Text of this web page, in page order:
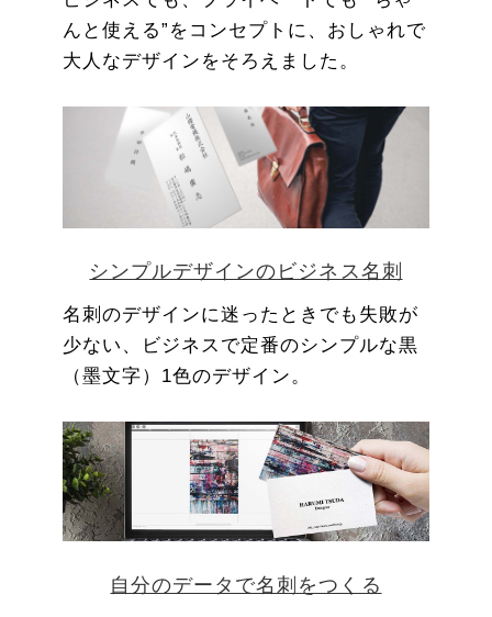
んと使える”をコンセプトに、おしゃれで
大人なデザインをそろえました。
シンプルデザインのビジネス名刺
名刺のデザインに迷ったときでも失敗が
少ない、ビジネスで定番のシンプルな黒
（墨文字）1色のデザイン。
自分のデータで名刺をつくる